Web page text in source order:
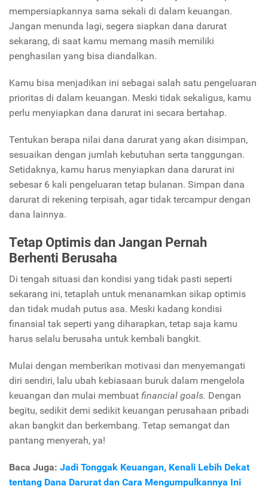
mempersiapkannya sama sekali di dalam keuangan.
Jangan menunda lagi, segera siapkan dana darurat
sekarang, di saat kamu memang masih memiliki
penghasilan yang bisa diandalkan.
Kamu bisa menjadikan ini sebagai salah satu pengeluaran
prioritas di dalam keuangan. Meski tidak sekaligus, kamu
perlu menyiapkan dana darurat ini secara bertahap.
Tentukan berapa nilai dana darurat yang akan disimpan,
sesuaikan dengan jumlah kebutuhan serta tanggungan.
Setidaknya, kamu harus menyiapkan dana darurat ini
sebesar 6 kali pengeluaran tetap bulanan. Simpan dana
darurat di rekening terpisah, agar tidak tercampur dengan
dana lainnya.
Tetap Optimis dan Jangan Pernah
Berhenti Berusaha
Di tengah situasi dan kondisi yang tidak pasti seperti
sekarang ini, tetaplah untuk menanamkan sikap optimis
dan tidak mudah putus asa. Meski kadang kondisi
finansial tak seperti yang diharapkan, tetap saja kamu
harus selalu berusaha untuk kembali bangkit.
Mulai dengan memberikan motivasi dan menyemangati
diri sendiri, lalu ubah kebiasaan buruk dalam mengelola
keuangan dan mulai membuat financial goals. Dengan
begitu, sedikit demi sedikit keuangan perusahaan pribadi
akan bangkit dan berkembang. Tetap semangat dan
pantang menyerah, ya!
Baca Juga: Jadi Tonggak Keuangan, Kenali Lebih Dekat
tentang Dana Darurat dan Cara Mengumpulkannya Ini